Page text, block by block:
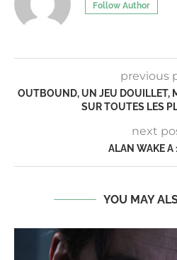
Follow Author
previous
OUTBOUND, UN JEU DOUILLET,
SUR TOUTES LES
next
ALAN WAKE A
YOU MAY